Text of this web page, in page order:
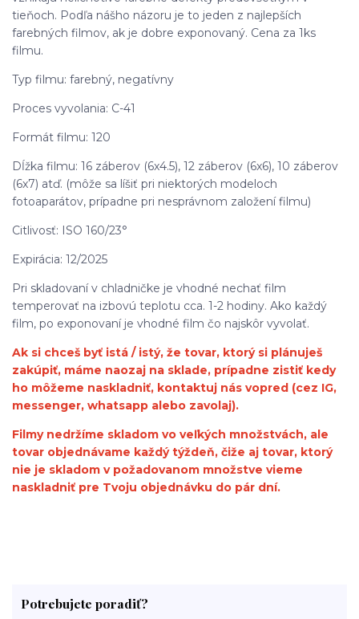
tieňoch. Podľa nášho názoru je to jeden z najlepších
farebných filmov, ak je dobre exponovaný. Cena za 1ks
filmu.
Typ filmu: farebný, negatívny
Proces vyvolania: C-41
Formát filmu: 120
Dĺžka filmu: 16 záberov (6x4.5), 12 záberov (6x6), 10 záberov
(6x7) atď. (môže sa líšiť pri niektorých modeloch
fotoaparátov, prípadne pri nesprávnom založení filmu)
Citlivosť: ISO 160/23°
Expirácia: 12/2025
Pri skladovaní v chladničke je vhodné nechať film
temperovať na izbovú teplotu cca. 1-2 hodiny. Ako každý
film, po exponovaní je vhodné film čo najskôr vyvolať.
Ak si chceš byť istá / istý, že tovar, ktorý si plánuješ
zakúpiť, máme naozaj na sklade, prípadne zistiť kedy
ho môžeme naskladniť, kontaktuj nás vopred (cez IG,
messenger, whatsapp alebo zavolaj).
Filmy nedržíme skladom vo veľkých množstvách, ale
tovar objednávame každý týždeň, čiže aj tovar, ktorý
nie je skladom v požadovanom množstve vieme
naskladniť pre Tvoju objednávku do pár dní.
Potrebujete poradiť?